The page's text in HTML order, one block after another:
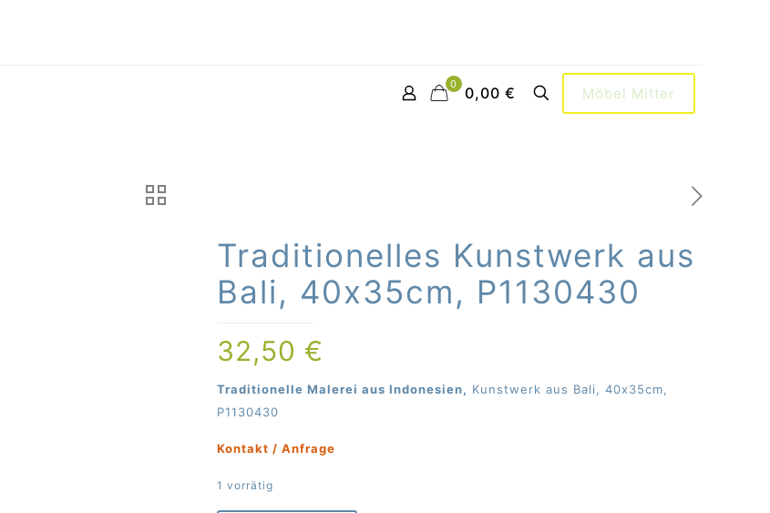
0 0,00 € Möbel Mitter
Traditionelles Kunstwerk aus
Bali, 40x35cm, P1130430
32,50 €
Traditionelle Malerei aus Indonesien, Kunstwerk aus Bali, 40x35cm,
P1130430
Kontakt / Anfrage
1 vorrätig